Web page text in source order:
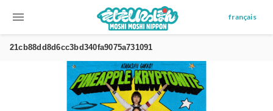
menu français
21cb88dd8d6cc3bd340fa9075a731091